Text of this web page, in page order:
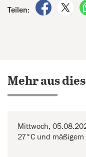
Teilen:
auf
Mehr aus
Mittwoch,
27°C und mäßigem